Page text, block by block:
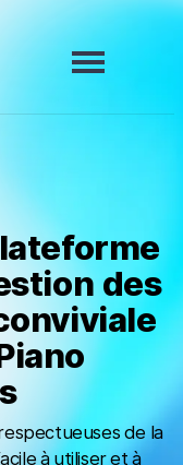
des
de la
à utiliser et à